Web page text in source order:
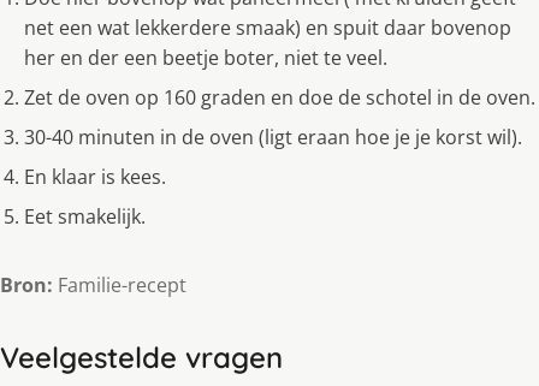
net een wat lekkerdere smaak) en spuit daar bovenop
her en der een beetje boter, niet te veel.
Zet de oven op 160 graden en doe de schotel in de oven.
30-40 minuten in de oven (ligt eraan hoe je je korst wil).
En klaar is kees.
Eet smakelijk.
Bron: Familie-recept
Veelgestelde vragen